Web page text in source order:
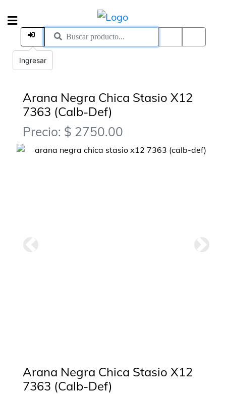
Arana Negra Chica Stasio X12
7363 (Calb-Def)
Precio: $ 2750.00
Arana Negra Chica Stasio X12
7363 (Calb-Def)
Ingresar